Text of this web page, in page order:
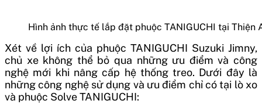
Hình ảnh thực tế lắp đặt phuộc TANIGUCHI tại Thiện
Xét về lợi ích của phuộc TANIGUCHI Suzuki Jimny,
chủ xe không thể bỏ qua những ưu điểm và công
nghệ mới khi nâng cấp hệ thống treo. Dưới đây là
những công nghệ sử dụng và ưu điểm chỉ có tại lò xo
và phuộc Solve TANIGUCHI: